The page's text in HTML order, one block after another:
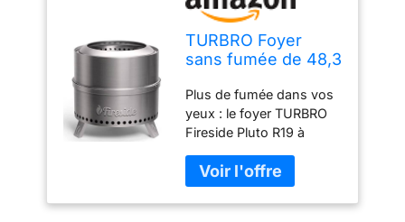
TURBRO Foyer
sans fumée de 48,3
Combustion du Bois
en Plein air,
réchaud de
Camping Portable
en Acier Inoxydable
304 avec Support,
bac à Cendres
Plus de fumée dans vos
yeux : le foyer TURBRO
Fireside Pluto R19 à
plusieurs trous de sortie
d'air disperse la fumée,
l'empêchant de souffler